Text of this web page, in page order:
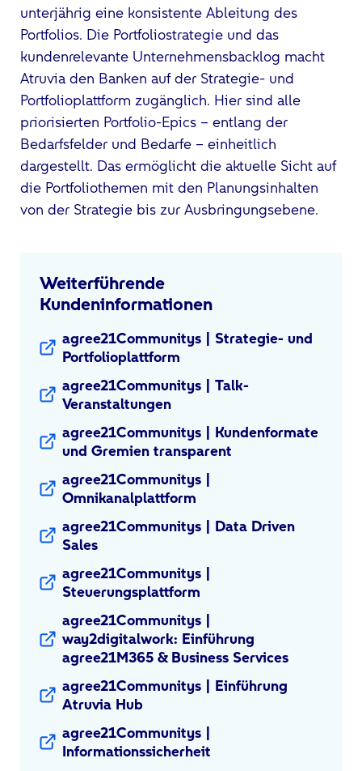
unterjährig eine konsistente Ableitung des
Portfolios. Die Portfoliostrategie und das
kundenrelevante Unternehmensbacklog macht
Atruvia den Banken auf der Strategie- und
Portfolioplattform zugänglich. Hier sind alle
priorisierten Portfolio-Epics – entlang der
Bedarfsfelder und Bedarfe – einheitlich
dargestellt. Das ermöglicht die aktuelle Sicht auf
die Portfoliothemen mit den Planungsinhalten
von der Strategie bis zur Ausbringungsebene.
Weiterführende
Kundeninformationen
agree21Communitys | Strategie- und
Portfolioplattform
agree21Communitys | Talk-
Veranstaltungen
agree21Communitys | Kundenformate
und Gremien transparent
agree21Communitys |
Omnikanalplattform
agree21Communitys | Data Driven
Sales
agree21Communitys |
Steuerungsplattform
agree21Communitys |
way2digitalwork: Einführung
agree21M365 & Business Services
agree21Communitys | Einführung
Atruvia Hub
agree21Communitys |
Informationssicherheit